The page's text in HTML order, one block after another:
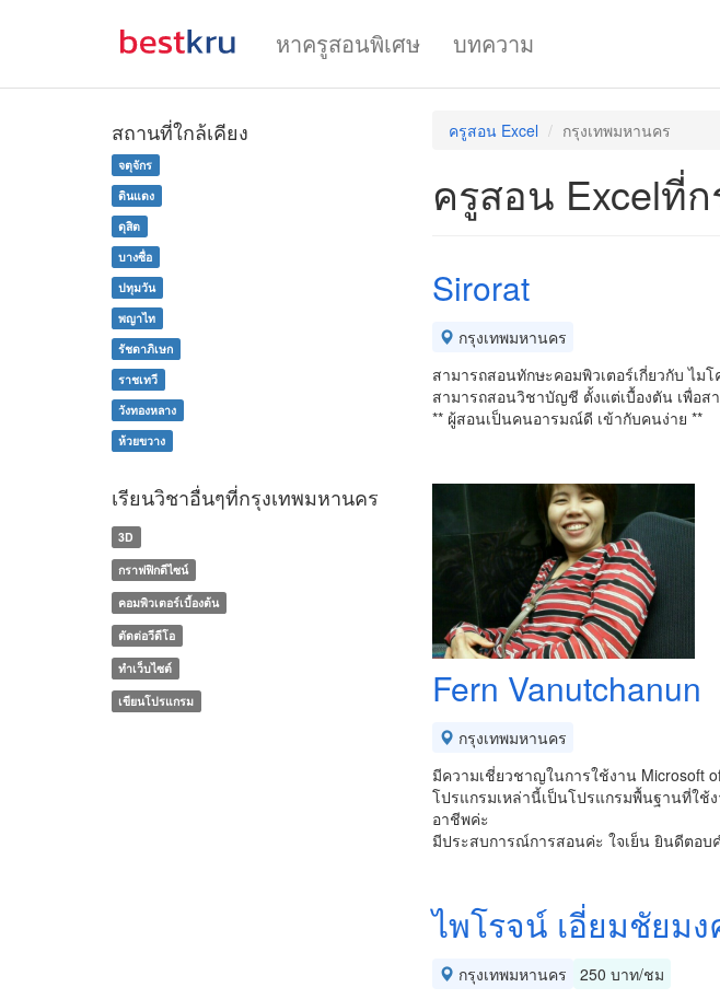
หาครูสอนพิเศษ บทความ
ครูสอน Excel กรุงเทพมหานคร
ครูสอน Excelที่
Sirorat
กรุงเทพมหานคร
สามารถสอนทักษะคอมพิวเตอร์เกี่ยวกับ ไ
สามารถสอนวิชาบัญชี ตั้งแต่เบื้องตัน เพื่อ
** ผู้สอนเป็นคนอารมณ์ดี เข้ากับคนง่าย **
Fern Vanutchanun​
กรุงเทพมหานคร
มีความเชี่ยวชาญในการใช้งาน​ Microsoft​
โปรแกรมเหล่านี้เป็นโปรแกรมพื้นฐานที่ใช้
อาชีพค่ะ
มีประสบการณ์การสอนค่ะ​ ใจเย็น​ ยินดีตอบ
ไพโรจน์ เอี่ยมชัยมง
กรุงเทพมหานคร
250 บาท/ชม
สถานที่ใกล้เคียง
จตุจักร
ดินแดง
ดุสิต
บางซื่อ
ปทุมวัน
พญาไท
รัชดาภิเษก
ราชเทวี
วังทองหลาง
ห้วยขวาง
เรียนวิชาอื่นๆที่กรุงเทพมหานคร
3D
กราฟฟิกดีไซน์
คอมพิวเตอร์เบื้องต้น
ตัดต่อวีดีโอ
ทำเว็บไซต์
เขียนโปรแกรม